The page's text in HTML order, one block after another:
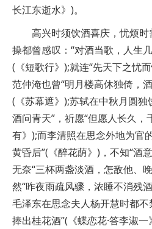
长江东逝水》)。
高兴时须饮酒喜庆，忧烦
操都曾感叹：“对酒当歌，人生
(《短歌行》);就连“先天下之忧
范仲淹也曾“明月楼高休独倚，
(《苏幕遮》);苏轼在中秋月圆独
酒问青天”，祈愿“但愿人长久，
有》);而李清照在思念外地为官
黄昏后”(《醉花荫》)，不知“酒
无奈“三杯两盏淡酒，怎敌他、
然“昨夜雨疏风骤，浓睡不消残
毛泽东在思念夫人杨开慧时都
捧出桂花酒”(《蝶恋花·答李淑